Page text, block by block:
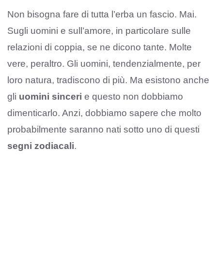
Non bisogna fare di tutta l’erba un fascio. Mai.
Sugli uomini e sull’amore, in particolare sulle
relazioni di coppia, se ne dicono tante. Molte
vere, peraltro. Gli uomini, tendenzialmente, per
loro natura, tradiscono di più. Ma esistono anche
gli uomini sinceri e questo non dobbiamo
dimenticarlo. Anzi, dobbiamo sapere che molto
probabilmente saranno nati sotto uno di questi
segni zodiacali.